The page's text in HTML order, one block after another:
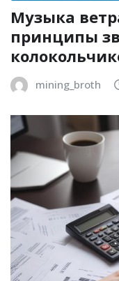
Музыка
принципы
mining_broth